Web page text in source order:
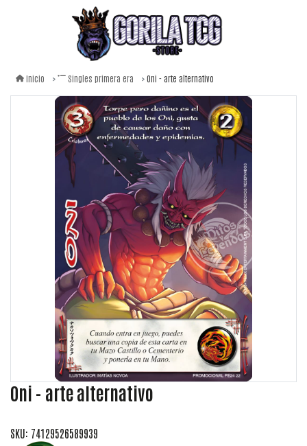
Inicio Singles primera era Oni - arte alternativo
Oni - arte alternativo
SKU: 74129526589939